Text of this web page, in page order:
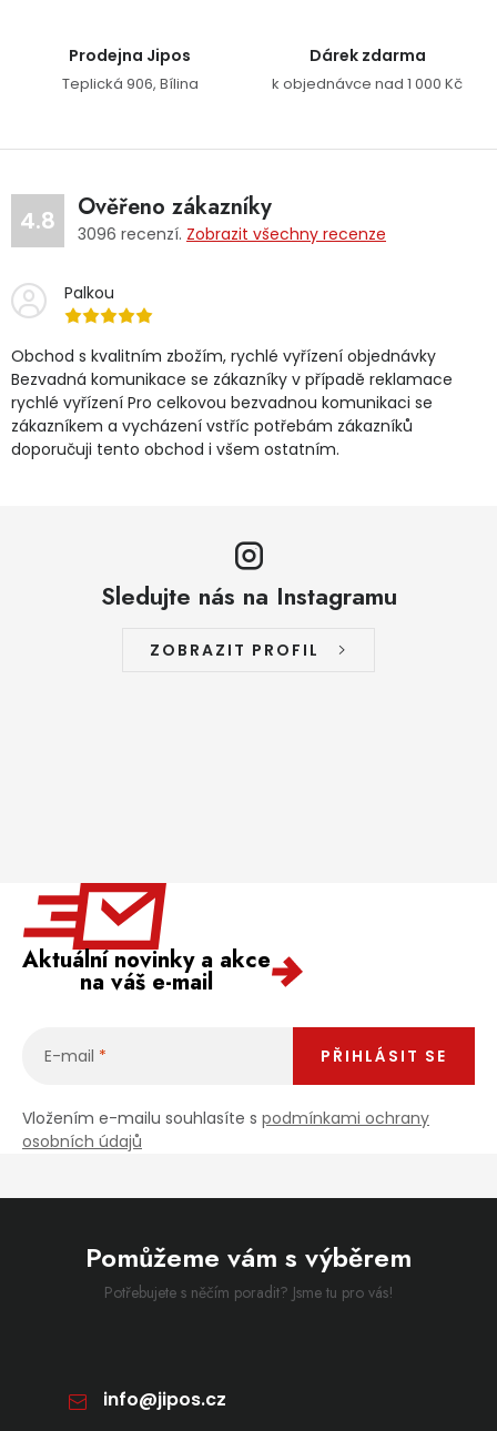
Prodejna Jipos
Teplická 906, Bílina
Dárek zdarma
k objednávce nad 1 000 Kč
4.8 Ověřeno zákazníky
3096 recenzí. Zobrazit všechny recenze
Palkou
Obchod s kvalitním zbožím, rychlé vyřízení objednávky
Bezvadná komunikace se zákazníky v případě reklamace
rychlé vyřízení Pro celkovou bezvadnou komunikaci se
zákazníkem a vycházení vstříc potřebám zákazníků
doporučuji tento obchod i všem ostatním.
Sledujte nás na Instagramu
ZOBRAZIT PROFIL
Aktuální novinky a akce
na váš e-mail
E-mail
Vložením e-mailu souhlasíte s podmínkami ochrany
osobních údajů
PŘIHLÁSIT SE
Pomůžeme vám s výběrem
Potřebujete s něčím poradit? Jsme tu pro vás!
info@jipos.cz